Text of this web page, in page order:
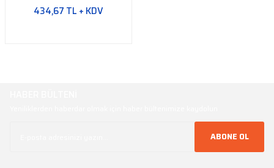
434,67 TL + KDV
ABONE OL